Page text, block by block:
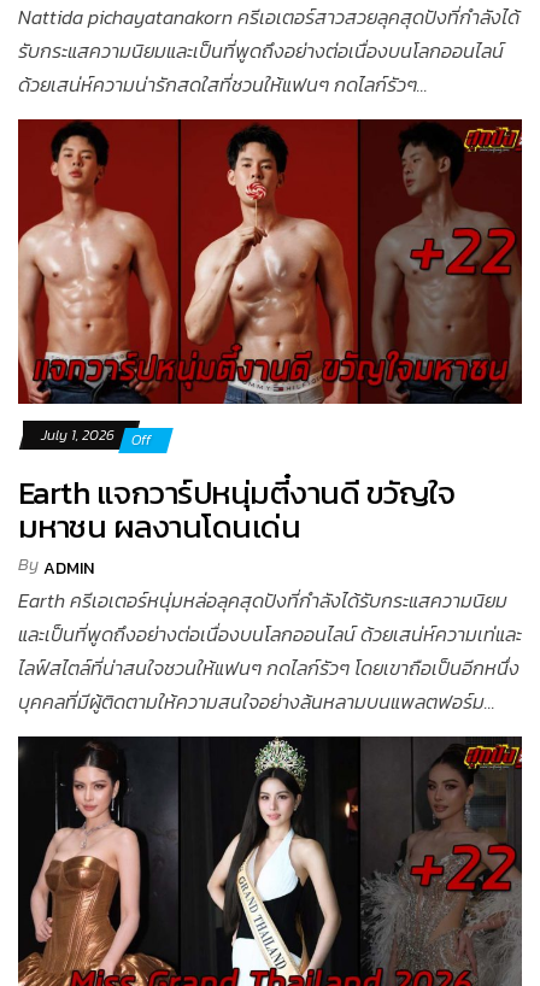
Nattida pichayatanakorn ครีเอเตอร์สาวสวยลุคสุดปังที่กำลังได้
รับกระแสความนิยมและเป็นที่พูดถึงอย่างต่อเนื่องบนโลกออนไลน์
ด้วยเสน่ห์ความน่ารักสดใสที่ชวนให้แฟนๆ กดไลก์รัวๆ...
July 1, 2026 Off
Earth แจกวาร์ปหนุ่มตี๋งานดี ขวัญใจ
มหาชน ผลงานโดนเด่น
ByADMIN
Earth ครีเอเตอร์หนุ่มหล่อลุคสุดปังที่กำลังได้รับกระแสความนิยม
และเป็นที่พูดถึงอย่างต่อเนื่องบนโลกออนไลน์ ด้วยเสน่ห์ความเท่และ
ไลฟ์สไตล์ที่น่าสนใจชวนให้แฟนๆ กดไลก์รัวๆ โดยเขาถือเป็นอีกหนึ่ง
บุคคลที่มีผู้ติดตามให้ความสนใจอย่างล้นหลามบนแพลตฟอร์ม...